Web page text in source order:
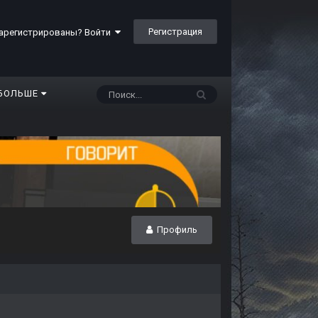
Войти Регистрация
Профиль